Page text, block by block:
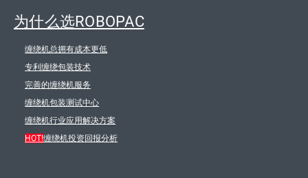
为什么选ROBOPAC
缠绕机总拥有成本更低
专利缠绕包装技术
完善的缠绕机服务
缠绕机包装测试中心
缠绕机行业应用解决方案
HOT!缠绕机投资回报分析